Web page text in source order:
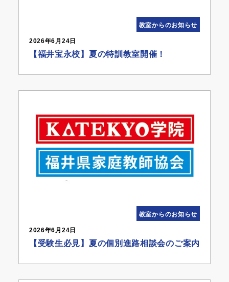
教室からのお知らせ
2026年6月24日
【福井宝永校】夏の特訓教室開催！
教室からのお知らせ
2026年6月24日
【受験生必見】夏の個別進路相談会のご案内